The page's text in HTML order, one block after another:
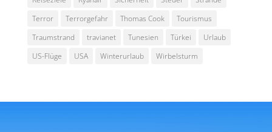
Terror
Terrorgefahr Thomas Cook
Tourismus
Traumstrand
travianet Tunesien Türkei
Urlaub
US-Flüge
USA Winterurlaub Wirbelsturm